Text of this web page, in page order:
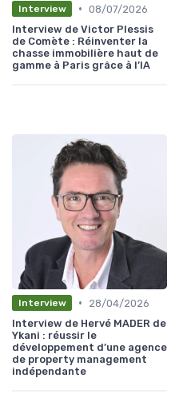
Interview • 08/07/2026
Interview de Victor Plessis
de Comète : Réinventer la
chasse immobilière haut de
gamme à Paris grâce à l’IA
Interview •
28/04/2026
Interview de Hervé MADER de
Ykani : réussir le
développement d’une agence
de property management
indépendante